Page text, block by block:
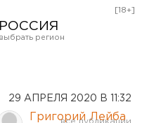
РОССИЯ
Курган
[18+]
29 АПРЕЛЯ 2020 В 11:32
Григорий Лейба